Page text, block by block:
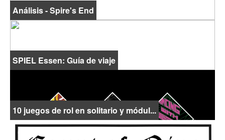
Análisis - Spire's End
SPIEL Essen: Guía de viaje
10 juegos de rol en solitario y módul...